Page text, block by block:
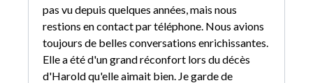
pas vu depuis quelques années, mais nous
restions en contact par téléphone. Nous avions
toujours de belles conversations enrichissantes.
Elle a été d'un grand réconfort lors du décès
d'Harold qu'elle aimait bien. Je garde de